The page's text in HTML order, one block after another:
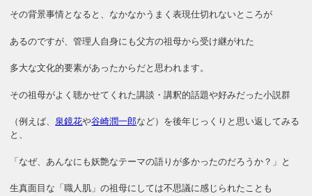
その背景事情となると、なかなかうまく表現仕切れないところが
あるのですが、管理人自身にも父方の祖母から受け継がれた
多大な文化的要素があったからだと思われます。
その祖母がよく聴かせてくれた講談・講釈的話題や好みだった小説群
（例えば、 泉鏡花や谷崎潤一郎など）を後年じっくりと思い返してみる
と、
「なぜ、あんなにも妖艶なテーマの語りが多かったのだろうか？」と
生真面目な「職人肌」の祖母にしては不思議に感じられたことも